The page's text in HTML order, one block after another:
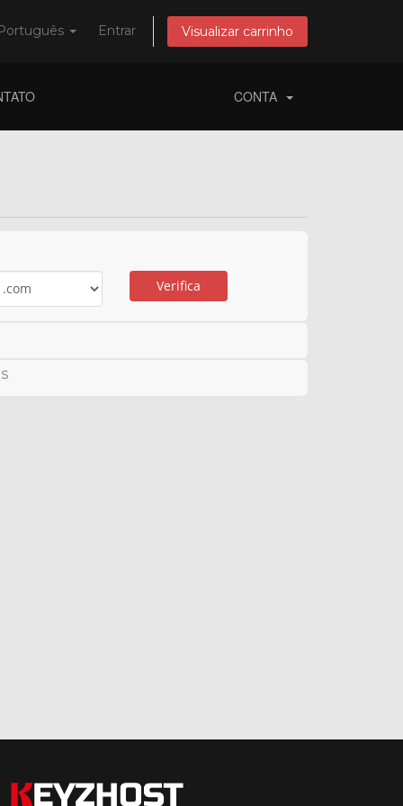
Entrar Visualizar carrinho
CONTA
Verifica